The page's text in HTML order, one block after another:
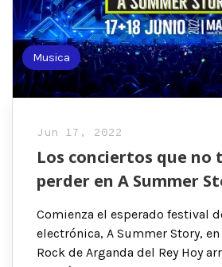
Musica
Jun 17, 2022
Los conciertos que no
perder en A Summer
Comienza el esperado festival
electrónica, A Summer Story,
Rock de Arganda del Rey Hoy